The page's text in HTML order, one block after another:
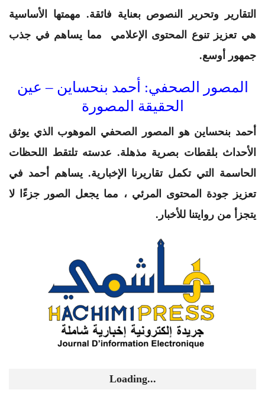
التقارير وتحرير النصوص بعناية فائقة. مهمتها الأساسية
هي تعزيز تنوع المحتوى الإعلامي مما يساهم في جذب
جمهور أوسع.
المصور الصحفي: أحمد بنحساين – عين
الحقيقة المصورة
أحمد بنحساين هو المصور الصحفي الموهوب الذي يوثق
الأحداث بلقطات بصرية مذهلة. عدسته تلتقط اللحظات
الحاسمة التي تكمل تقاريرنا الإخبارية. يساهم أحمد في
تعزيز جودة المحتوى المرئي ، مما يجعل الصور جزءًا لا
يتجزأ من روايتنا للأخبار.
Loading...